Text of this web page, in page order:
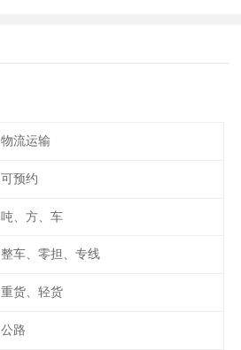
物流运输
可预约
吨、方、车
整车、零担、专线
重货、轻货
公路